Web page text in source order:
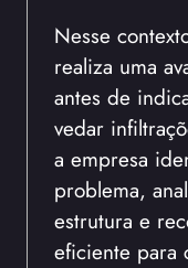
Nesse
realiza uma
antes de
vedar
a empresa
problema,
estrutura e
eficiente para